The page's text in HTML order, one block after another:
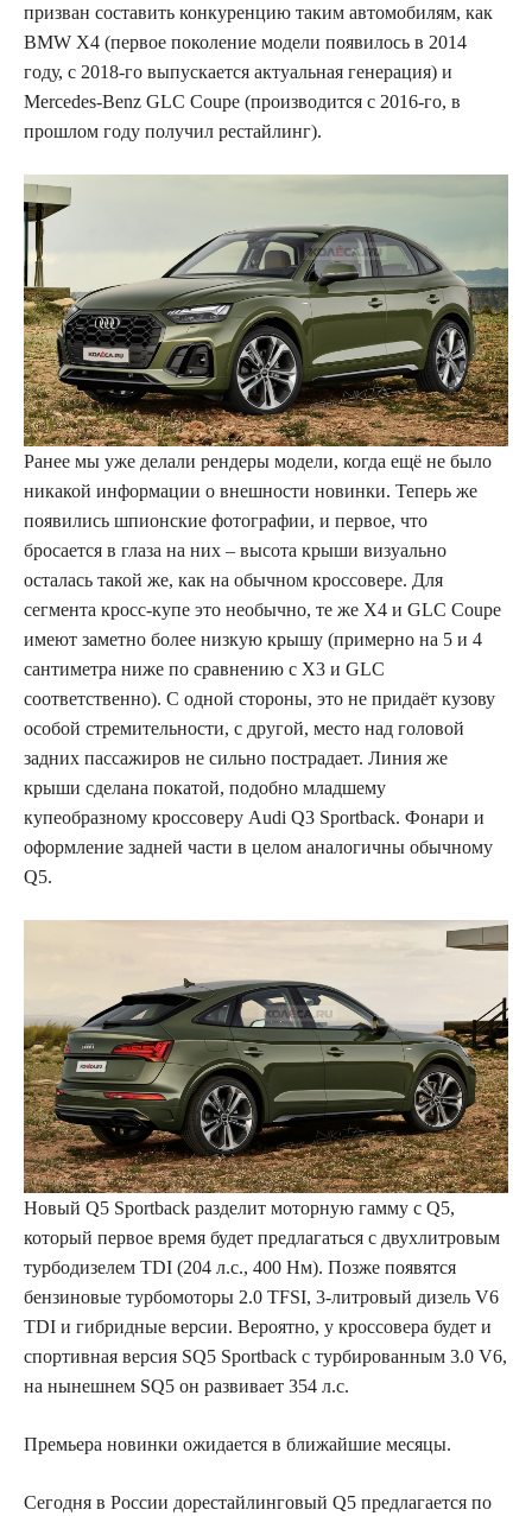
призван составить конкуренцию таким автомобилям, как
BMW X4 (первое поколение модели появилось в 2014
году, с 2018-го выпускается актуальная генерация) и
Mercedes-Benz GLC Coupe (производится с 2016-го, в
прошлом году получил рестайлинг).
Ранее мы уже делали рендеры модели, когда ещё не было
никакой информации о внешности новинки. Теперь же
появились шпионские фотографии, и первое, что
бросается в глаза на них – высота крыши визуально
осталась такой же, как на обычном кроссовере. Для
сегмента кросс-купе это необычно, те же X4 и GLC Coupe
имеют заметно более низкую крышу (примерно на 5 и 4
сантиметра ниже по сравнению с X3 и GLC
соответственно). С одной стороны, это не придаёт кузову
особой стремительности, с другой, место над головой
задних пассажиров не сильно пострадает. Линия же
крыши сделана покатой, подобно младшему
купеобразному кроссоверу Audi Q3 Sportback. Фонари и
оформление задней части в целом аналогичны обычному
Q5.
Новый Q5 Sportback разделит моторную гамму с Q5,
который первое время будет предлагаться с двухлитровым
турбодизелем TDI (204 л.с., 400 Нм). Позже появятся
бензиновые турбомоторы 2.0 TFSI, 3-литровый дизель V6
TDI и гибридные версии. Вероятно, у кроссовера будет и
спортивная версия SQ5 Sportback с турбированным 3.0 V6,
на нынешнем SQ5 он развивает 354 л.с.
Премьера новинки ожидается в ближайшие месяцы.
Сегодня в России дорестайлинговый Q5 предлагается по